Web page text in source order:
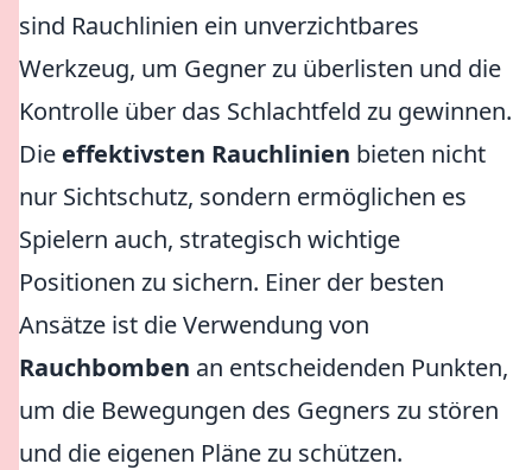
sind Rauchlinien ein unverzichtbares
Werkzeug, um Gegner zu überlisten und die
Kontrolle über das Schlachtfeld zu gewinnen.
Die effektivsten Rauchlinien bieten nicht
nur Sichtschutz, sondern ermöglichen es
Spielern auch, strategisch wichtige
Positionen zu sichern. Einer der besten
Ansätze ist die Verwendung von
Rauchbomben an entscheidenden Punkten,
um die Bewegungen des Gegners zu stören
und die eigenen Pläne zu schützen.